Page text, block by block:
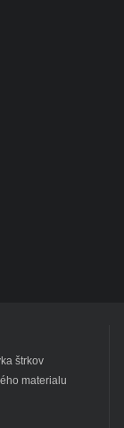
štrkov
materialu